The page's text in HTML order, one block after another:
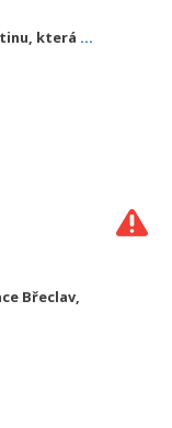
která ...
Břeclav,